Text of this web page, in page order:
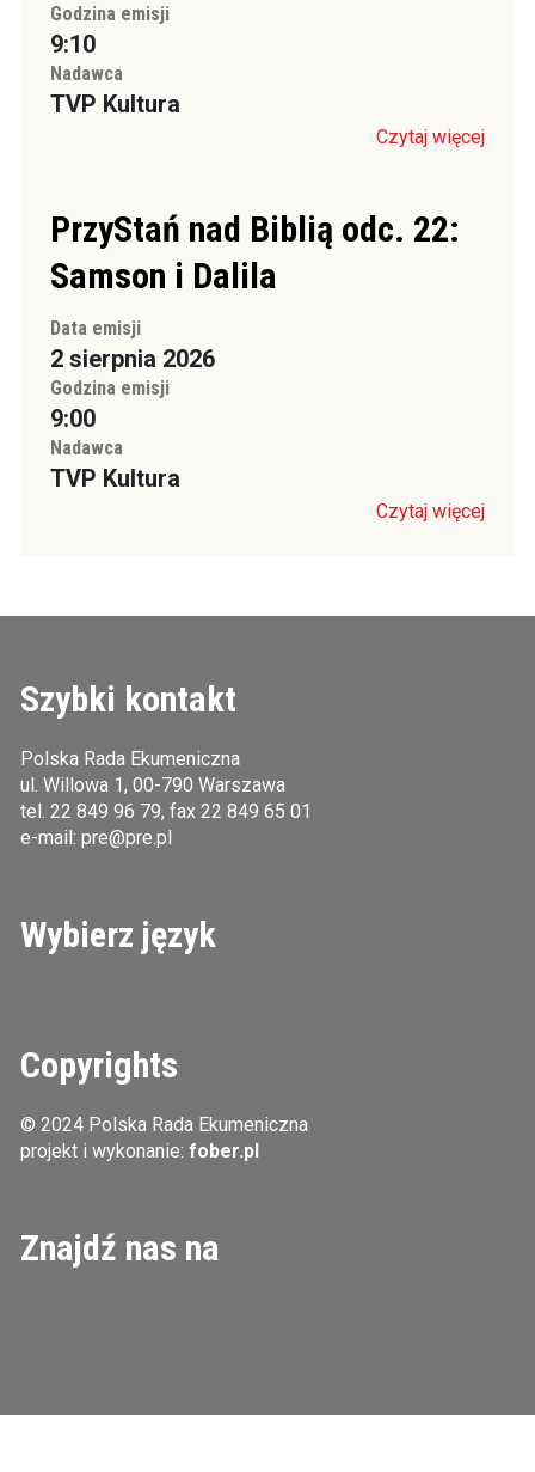
Godzina emisji
9:10
Nadawca
TVP Kultura
Czytaj więcej
PrzyStań nad Biblią odc. 22:
Samson i Dalila
Data emisji
2 sierpnia 2026
Godzina emisji
9:00
Nadawca
TVP Kultura
Czytaj więcej
Szybki kontakt
Polska Rada Ekumeniczna
ul. Willowa 1, 00-790 Warszawa
tel. 22 849 96 79, fax 22 849 65 01
e-mail: pre@pre.pl
Wybierz język
Copyrights
© 2024 Polska Rada Ekumeniczna
projekt i wykonanie: fober.pl
Znajdź nas na